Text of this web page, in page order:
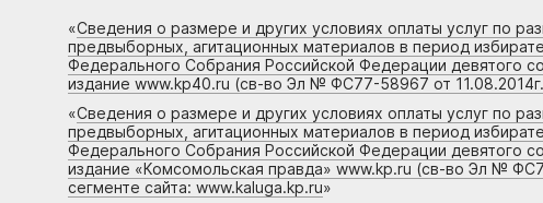
«Сведения о размере и других условиях оплаты услуг по
предвыборных, агитационных материалов в период
Федерального Собрания Российской Федерации девятого
издание www.kp40.ru (св-во Эл № ФС77-58967 от
«Сведения о размере и других условиях оплаты услуг по
предвыборных, агитационных материалов в период
Федерального Собрания Российской Федерации девятого
издание «Комсомольская правда» www.kp.ru (св-во Эл №
сегменте сайта: www.kaluga.kp.ru»